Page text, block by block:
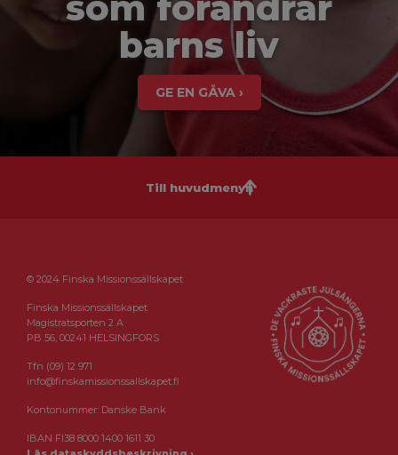
barns liv
GE EN GÅVA ›
Till huvudmenyn
© 2024 Finska Missionssällskapet
Finska Missionssällskapet
Magistratsporten 2 A
PB 56, 00241 HELSINGFORS
Tfn (09) 12 971
info@finskamissionssallskapet.fi
Kontonummer: Danske Bank
IBAN FI38 8000 1400 1611 30